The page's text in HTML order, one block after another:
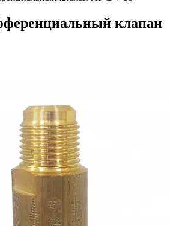
клапан